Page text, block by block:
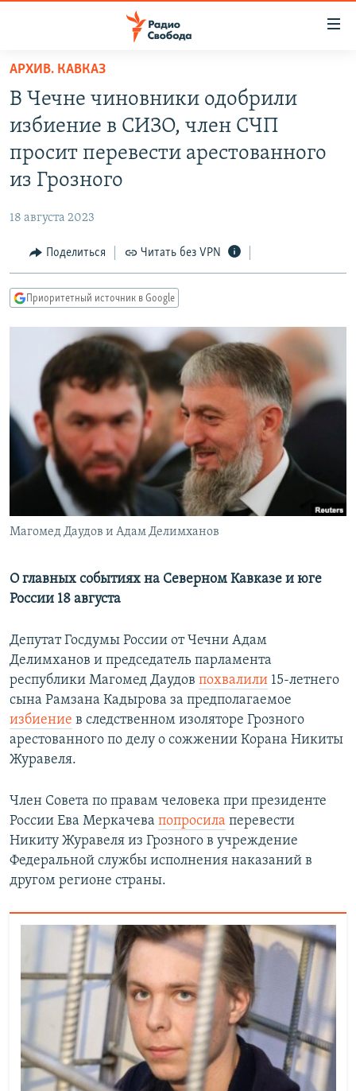
упрощенного
доступа
Вернуться
основному
содержанию
Вернутся
навигации
Вернутся
ПОДКАСТЫ
ЦИТАТЫ СВОБОДЫ
КУЛЬТУРА
IDEL.РЕАЛИИ
КАВКАЗ.РЕАЛИИ
СИБИРЬ.РЕАЛИИ
РАСПИСАНИЕ ВЕЩАНИЯ
ПОДПИШИТЕСЬ НА РАССЫЛКУ
СОЦИАЛЬНЫЕ СЕТИ
АРХИВ. КАВКАЗ
В Чечне чиновники одобрили
избиение в СИЗО, член СЧП
просит перевести арестованного
из Грозного
18 августа 2023
Поделиться Читать без VPN
Приоритетный источник в Google
Магомед Даудов и Адам Делимханов
О главных событиях на Северном Кавказе и юге
России 18 августа
Депутат Госдумы России от Чечни Адам
Делимханов и председатель парламента
республики Магомед Даудов похвалили 15-летнего
сына Рамзана Кадырова за предполагаемое
избиение в следственном изоляторе Грозного
арестованного по делу о сожжении Корана Никиты
Журавеля.
Член Совета по правам человека при президенте
России Ева Меркачева попросила перевести
Никиту Журавеля из Грозного в учреждение
Федеральной службы исполнения наказаний в
другом регионе страны.